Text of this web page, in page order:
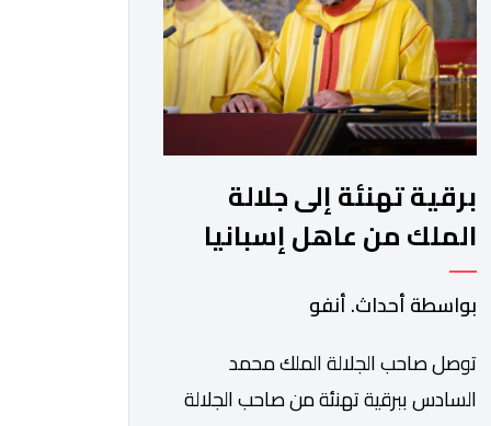
انخراطها التام في كل […]
برقية تهنئة إلى جلالة
الملك من عاهل إسبانيا
الملك فيليبي السادس
بمناسبة عيد العرش
المجيد
بواسطة أحداث. أنفو
توصل صاحب الجلالة الملك محمد
السادس ببرقية تهنئة من صاحب الجلالة